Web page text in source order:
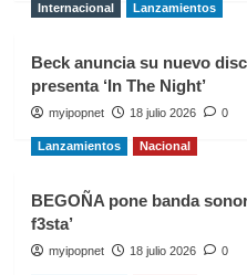
Internacional Lanzamientos
Beck anuncia su nuevo
presenta ‘In The Night’
myipopnet 18 julio 2026 0
Lanzamientos Nacional
BEGOÑA pone banda
f3sta’
myipopnet 18 julio 2026 0